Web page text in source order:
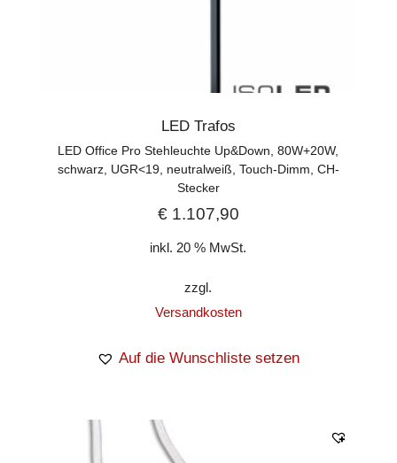
LED Trafos
LED Office Pro Stehleuchte Up&Down, 80W+20W,
schwarz, UGR<19, neutralweiß, Touch-Dimm, CH-
Stecker
€1.107,90
inkl. 20 % MwSt.
zzgl.
Versandkosten
Auf die Wunschliste setzen